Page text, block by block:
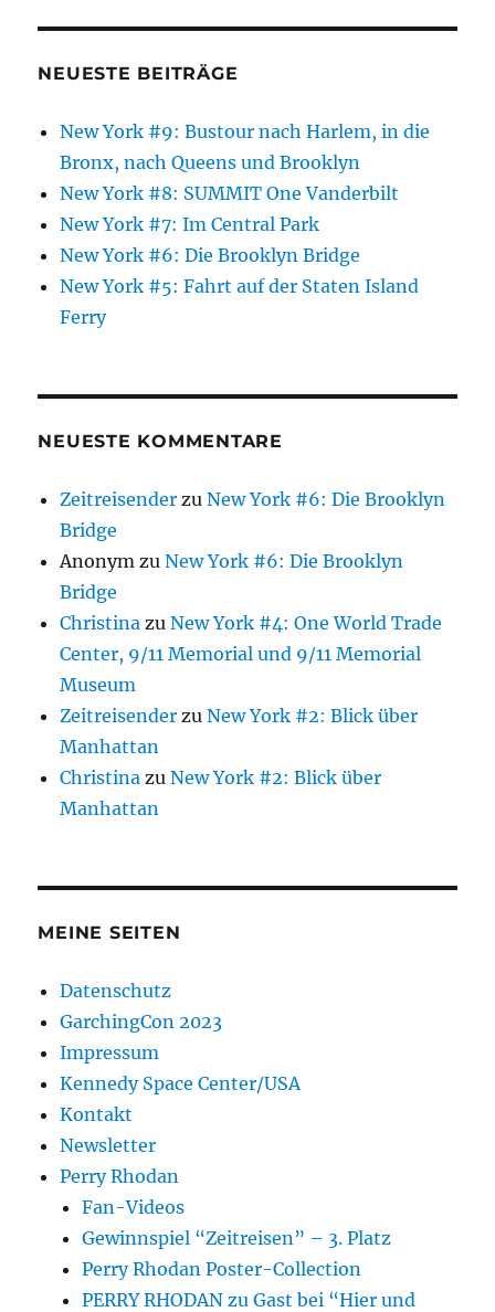
NEUESTE BEITRÄGE
New York #9: Bustour nach Harlem, in die
Bronx, nach Queens und Brooklyn
New York #8: SUMMIT One Vanderbilt
New York #7: Im Central Park
New York #6: Die Brooklyn Bridge
New York #5: Fahrt auf der Staten Island
Ferry
NEUESTE KOMMENTARE
Zeitreisender zuNew York #6: Die Brooklyn
Bridge
Anonym zuNew York #6: Die Brooklyn
Bridge
Christina zuNew York #4: One World Trade
Center, 9/11 Memorial und 9/11 Memorial
Museum
Zeitreisender zuNew York #2: Blick über
Manhattan
Christina zuNew York #2: Blick über
Manhattan
MEINE SEITEN
Datenschutz
GarchingCon 2023
Impressum
Kennedy Space Center/USA
Kontakt
Newsletter
Perry Rhodan
Fan-Videos
Gewinnspiel “Zeitreisen” – 3. Platz
Perry Rhodan Poster-Collection
PERRY RHODAN zu Gast bei “Hier und